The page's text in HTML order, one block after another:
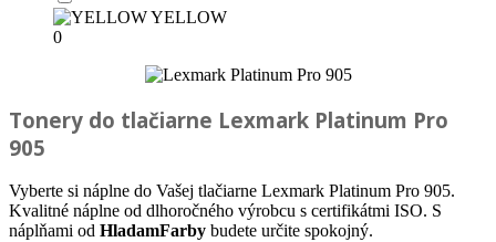
YELLOW
0
Tonery do tlačiarne Lexmark Platinum Pro
905
Vyberte si náplne do Vašej tlačiarne Lexmark Platinum Pro 905.
Kvalitné náplne od dlhoročného výrobcu s certifikátmi ISO. S
náplňami od HladamFarby budete určite spokojný.